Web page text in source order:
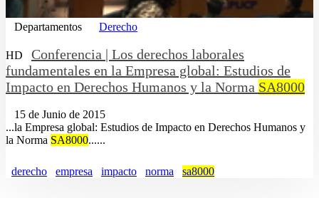
Departamentos Derecho
HD
Conferencia | Los derechos laborales
fundamentales en la Empresa global: Estudios de
Impacto en Derechos Humanos y la Norma SA8000
15 de Junio de 2015
...la Empresa global: Estudios de Impacto en Derechos Humanos y
la Norma SA8000......
derecho empresa impacto norma sa8000